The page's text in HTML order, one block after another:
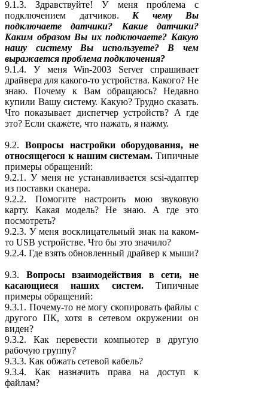
9.1.3. Здравствуйте! У меня проблема с
подключением датчиков. К чему Вы
подключаете датчики? Какие датчики?
Каким образом Вы их подключаете? Какую
нашу систему Вы используете? В чем
выражается проблема подключения?
9.1.4. У меня Win-2003 Server спрашивает
драйвера для какого-то устройства. Какого? Не
знаю. Почему к Вам обращаюсь? Недавно
купили Вашу систему. Какую? Трудно сказать.
Что показывает диспетчер устройств? А где
это? Если скажете, что нажать, я нажму.
9.2. Вопросы настройки оборудования, не
относящегося к нашим системам. Типичные
примеры обращений:
9.2.1. У меня не устанавливается scsi-адаптер
из поставки сканера.
9.2.2. Помогите настроить мою звуковую
карту. Какая модель? Не знаю. А где это
посмотреть?
9.2.3. У меня восклицательный знак на каком-
то USB устройстве. Что бы это значило?
9.2.4. Где взять обновленный драйвер к мыши?
9.3. Вопросы взаимодействия в сети, не
касающиеся наших систем.Типичные
примеры обращений:
9.3.1. Почему-то не могу скопировать файлы с
другого ПК, хотя в сетевом окружении он
виден?
9.3.2. Как перевести компьютер в другую
рабочую группу?
9.3.3. Как обжать сетевой кабель?
9.3.4. Как назначить права на доступ к
файлам?